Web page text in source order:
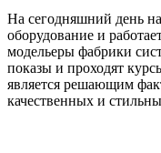
На сегодняшний день
оборудование и
модельеры фабрики
показы и проходят
является решающим
качественных и